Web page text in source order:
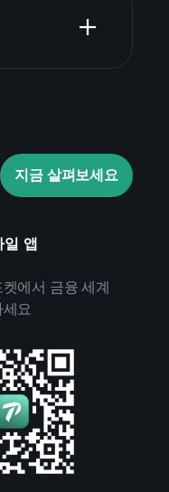
지금 살펴보세요
일 앱
에서 금융 세계
요